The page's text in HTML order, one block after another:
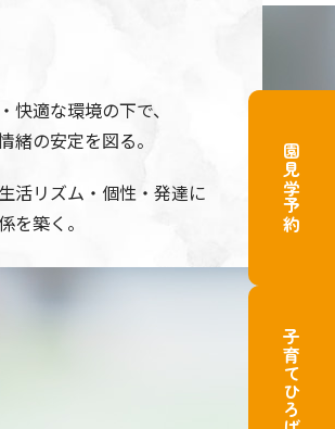
快適な環境の下で、
緒の安定を図る。
活リズム・個性・発達に
を築く。
園見学予約
子育てひろば